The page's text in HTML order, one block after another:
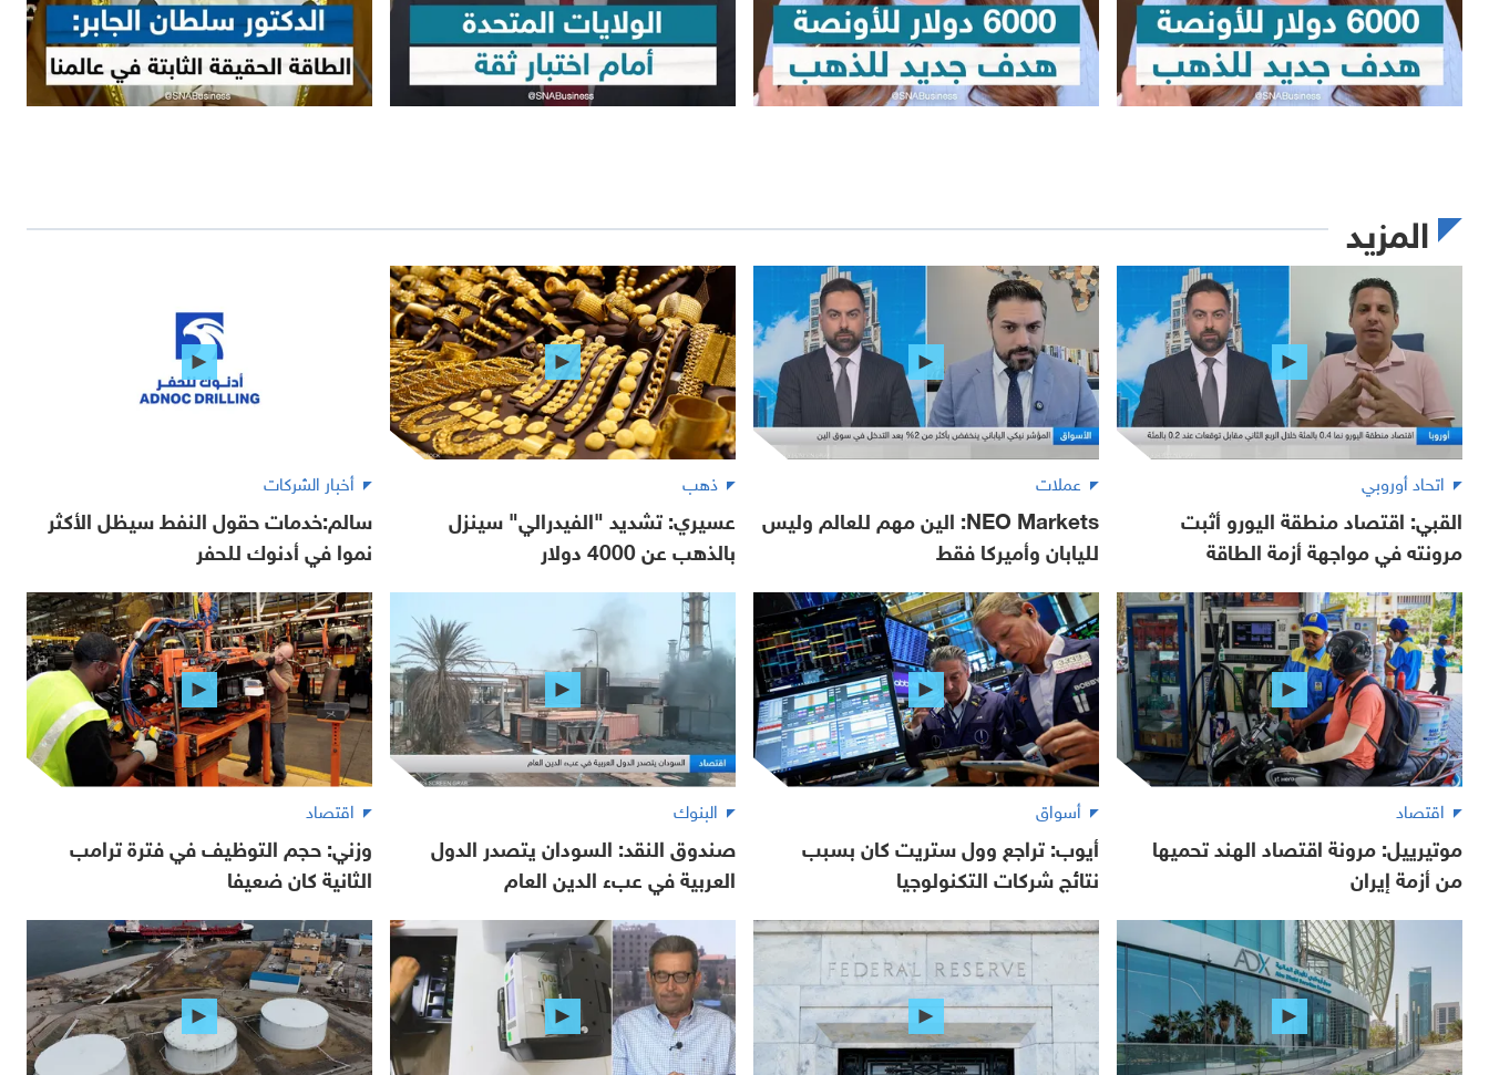
المزيد
اتحاد أوروبي
القبي: اقتصاد منطقة اليورو أثبت
مرونته في مواجهة أزمة الطاقة
عملات
NEO Markets: الين مهم للعالم وليس
لليابان وأميركا فقط
ذهب
عسيري: تشديد "الفيدرالي" سينزل
بالذهب عن 4000 دولار
أخبار الشركات
سالم:خدمات حقول النفط سيظل الأكثر
نموا في أدنوك للحفر
اقتصاد
موتيرييل: مرونة اقتصاد الهند تحميها
من أزمة إيران
أسواق
أيوب: تراجع وول ستريت كان بسبب
نتائج شركات التكنولوجيا
البنوك
صندوق النقد: السودان يتصدر الدول
العربية في عبء الدين العام
اقتصاد
وزني: حجم التوظيف في فترة ترامب
الثانية كان ضعيفا